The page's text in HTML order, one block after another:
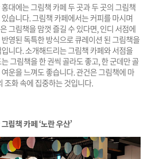
대에는 그림책 카페 두 곳과 두 곳의 그림책
습니다. 그림책 카페에서는 커피를 마시며
그림책을 맘껏 즐길 수 있다면, 인디 서점에
영된 독특한 방식으로 큐레이션 된 그림책을
니다. 소개해드리는 그림책 카페와 서점을
그림책을 한 권씩 골라도 좋고, 한 군데만 골
운을 느껴도 좋습니다. 관건은 그림책에 마
조화 속에 집중하는 것입니다.
림책 카페 ‘노란 우산’